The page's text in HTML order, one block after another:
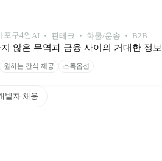
포구4인 AI ‧ 핀테크 ‧ 화물/운송 ‧ B2B
않은 무역과 금융 사이의 거대한 정
원하는 간식 제공 스톡옵션
발자 채용